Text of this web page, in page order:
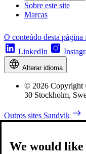
Sobre este site
Marcas
O conteúdo desta
LinkedIn
Alterar idioma
© 2026 Copyright
30 Stockholm,
Outros sites Sandvik
We would